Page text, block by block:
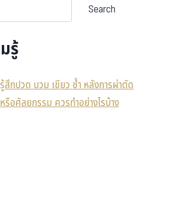
Search
รู้
รู้สึกปวด บวม เขียว ช้ำ หลังการผ่าตัด
หรือศัลยกรรม ควรทำอย่างไรบ้าง